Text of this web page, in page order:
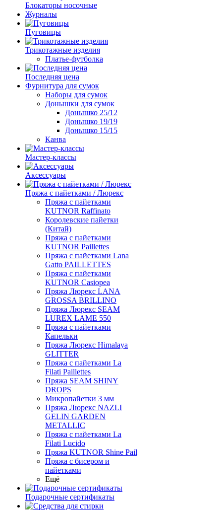
Блокаторы носочные
Журналы
Пуговицы
Трикотажные изделия
Платье-футболка
Последняя цена
Фурнитура для сумок
Наборы для сумок
Донышки для сумок
Донышко 25/12
Донышко 19/19
Донышко 15/15
Канва
Мастер-классы
Аксессуары
Пряжа с пайетками / Люрекс
Пряжа с пайетками
KUTNOR Raffinato
Королевские пайетки
(Китай)
Пряжа с пайетками
KUTNOR Paillettes
Пряжа с пайетками Lana
Gatto PAILLETTES
Пряжа с пайетками
KUTNOR Casiopea
Пряжа Люрекс LANA
GROSSA BRILLINO
Пряжа Люрекс SEAM
LUREX LAME 550
Пряжа с пайетками
Капельки
Пряжа Люрекс Himalaya
GLITTER
Пряжа с пайетками La
Filati Paillettes
Пряжа SEAM SHINY
DROPS
Микропайетки 3 мм
Пряжа Люрекс NAZLI
GELIN GARDEN
METALLIC
Пряжа с пайетками La
Filati Lucido
Пряжа KUTNOR Shine Pail
Пряжа с бисером и
пайетками
Ещё
Подарочные сертификаты